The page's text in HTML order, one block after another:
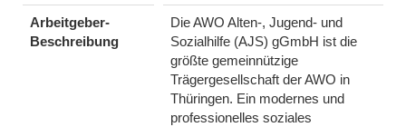
Arbeitgeber-
Beschreibung
Die AWO Alten-, Jugend- und
Sozialhilfe (AJS) gGmbH ist die
größte gemeinnützige
Trägergesellschaft der AWO in
Thüringen. Ein modernes und
professionelles soziales